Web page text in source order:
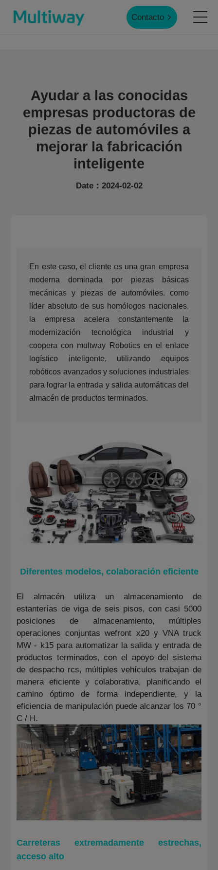
Contacto
Aplicaciones
CN KR JP
EN
Ayudar a las conocidas
empresas productoras de
piezas de automóviles a
mejorar la fabricación
inteligente
Date：2024-02-02
En este caso, el cliente es una gran empresa
moderna dominada por piezas básicas
mecánicas y piezas de automóviles. como
líder absoluto de sus homólogos nacionales,
la empresa acelera constantemente la
modernización tecnológica industrial y
coopera con multway Robotics en el enlace
logístico inteligente, utilizando equipos
robóticos avanzados y soluciones industriales
para lograr la entrada y salida automáticas del
almacén de productos terminados.
Diferentes modelos, colaboración eficiente
El almacén utiliza un almacenamiento de
estanterías de viga de seis pisos, con casi 5000
posiciones de almacenamiento, múltiples
operaciones conjuntas wefront x20 y VNA truck
MW - k15 para automatizar la salida y entrada de
productos terminados, con el apoyo del sistema
de despacho rcs, múltiples vehículos trabajan de
manera eficiente y colaborativa, planificando el
camino óptimo de forma independiente, y la
eficiencia de manipulación puede alcanzar los 70 °
C / H.
Carreteras extremadamente estrechas,
acceso alto